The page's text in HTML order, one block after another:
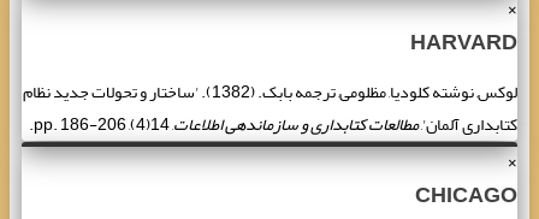
×
HARVARD
لوکس, نوشته کلودیا, مظلومی, ترجمه بابک. (1382). 'ساختار و تحولات جدید نظام
کتابداری آلمان',مطالعات کتابداری و سازماندهی اطلاعات, 14(4), pp. 186-206.
×
CHICAGO